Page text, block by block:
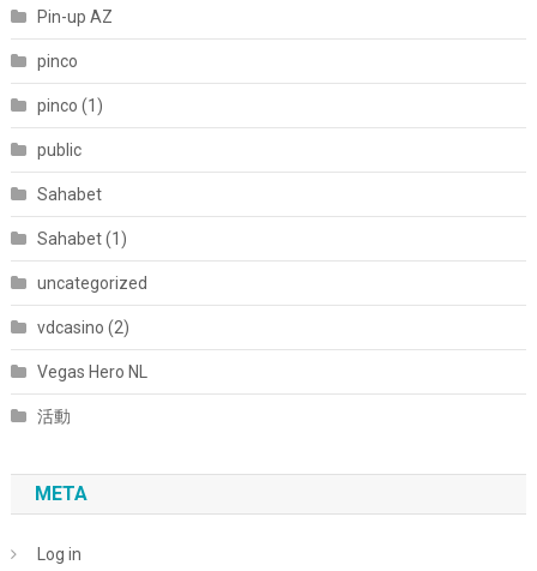
Pin-up AZ
pinco
pinco (1)
public
Sahabet
Sahabet (1)
uncategorized
vdcasino (2)
Vegas Hero NL
活動
META
Log in